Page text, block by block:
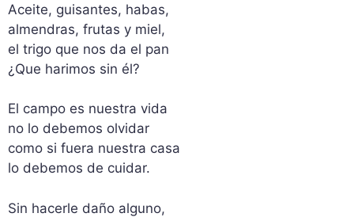
Aceite, guisantes, habas,
almendras, frutas y miel,
el trigo que nos da el pan
¿Que harimos sin él?
El campo es nuestra vida
no lo debemos olvidar
como si fuera nuestra casa
lo debemos de cuidar.
Sin hacerle daño alguno,